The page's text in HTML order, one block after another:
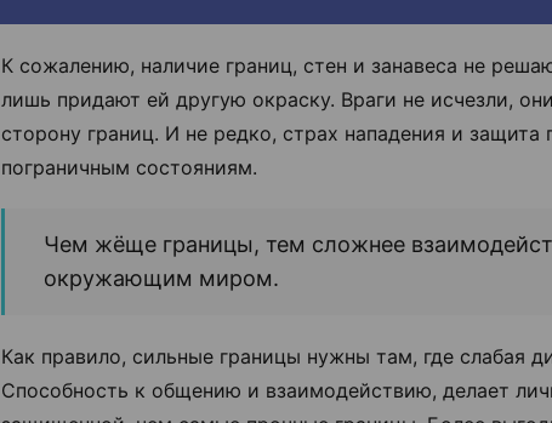
К сожалению, наличие границ, стен и занавеса не
лишь придают ей другую окраску. Враги не исчезли,
сторону границ. И не редко, страх нападения и защита
пограничным состояниям.
Чем жёще границы, тем сложнее
окружающим миром.
Как правило, сильные границы нужны там, где слабая
Способность к общению и взаимодействию, делает